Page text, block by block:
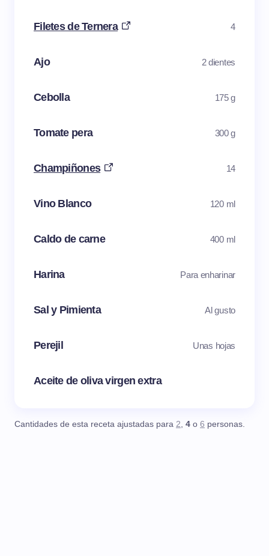
Filetes de Ternera 4
Ajo 2 dientes
Cebolla 175 g
Tomate pera 300 g
Champiñones 14
Vino Blanco 120 ml
Caldo de carne 400 ml
Harina Para enharinar
Sal y Pimienta Al gusto
Perejil Unas hojas
Aceite de oliva virgen extra
Cantidades de esta receta ajustadas para 2, 4 o 6 personas.